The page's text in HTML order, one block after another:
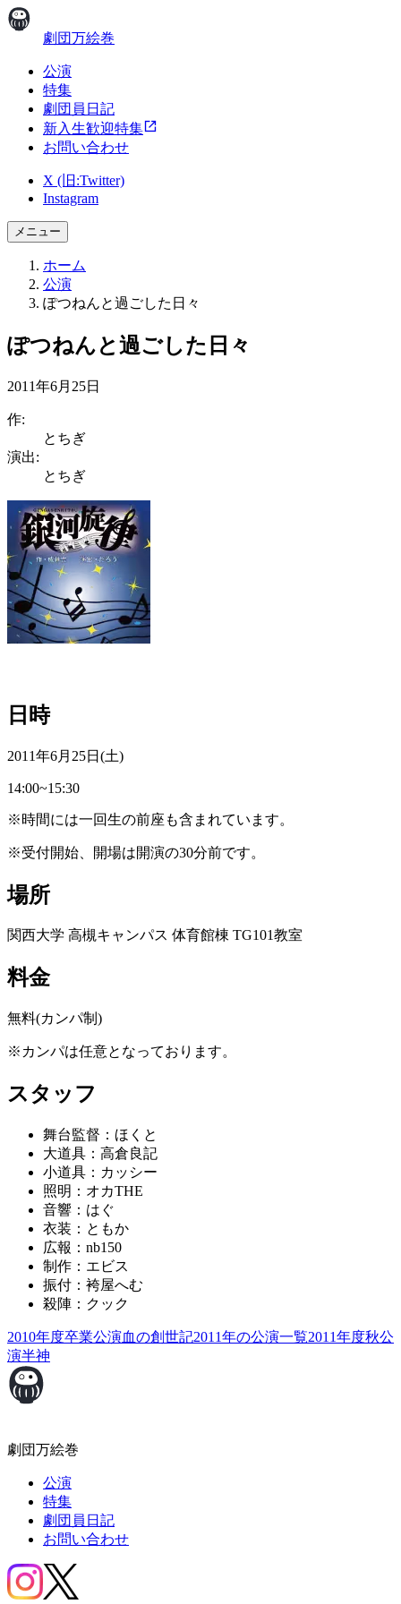
劇団万絵巻
公演
特集
劇団員日記
新入生歓迎特集
お問い合わせ
X (旧:Twitter)
Instagram
メニュー
ホーム
公演
ぽつねんと過ごした日々
ぽつねんと過ごした日々
2011年6月25日
作:
とちぎ
演出:
とちぎ
日時
2011年6月25日(土)
14:00~15:30
※時間には一回生の前座も含まれています。
※受付開始、開場は開演の30分前です。
場所
関西大学 高槻キャンパス 体育館棟 TG101教室
料金
無料(カンパ制)
※カンパは任意となっております。
スタッフ
舞台監督：ほくと
大道具：高倉良記
小道具：カッシー
照明：オカTHE
音響：はぐ
衣装：ともか
広報：nb150
制作：エビス
振付：袴屋へむ
殺陣：クック
2010年度卒業公演血の創世記2011年の公演一覧2011年度秋公
演半神
劇団万絵巻
公演
特集
劇団員日記
お問い合わせ